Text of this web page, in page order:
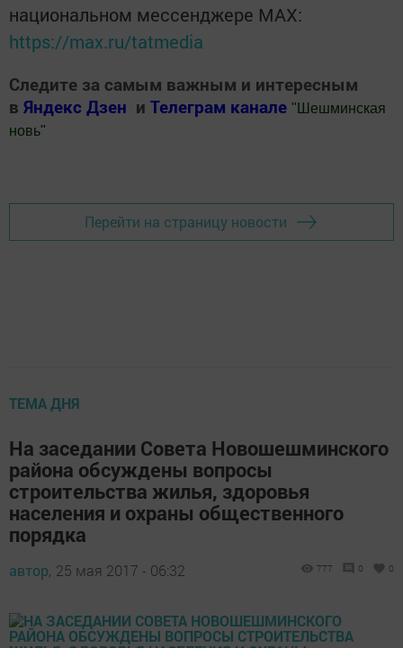
национальном мессенджере MАХ:
https://max.ru/tatmedia
Следите за самым важным и интересным
в Яндекс Дзен и Телеграм канале " Шешминская
новь"
Перейти на страницу новости
ТЕМА ДНЯ
На заседании Совета Новошешминского
района обсуждены вопросы
строительства жилья, здоровья
населения и охраны общественного
порядка
автор, 25 мая 2017 - 06:32 777 0 0